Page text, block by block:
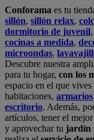
Conforama es tu
sillón, sillón relax,
dormitorio de juvenil,
cocinas a medida,
microondas,
Descubre nuestra
para tu hogar, con los
espacio en el que vives
habitaciones, armarios
escritorio. Además,
artículos, tener el
y aprovechar tu jardín